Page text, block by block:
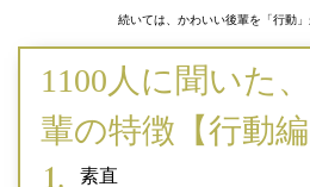
続いては、かわいい後輩を「行動」
1100人に聞いた
輩の特徴【行動編
素直